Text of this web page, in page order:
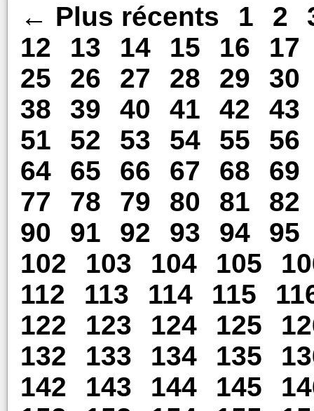
← Plus récents 1 2
12
13 14 15 16
17
25
26 27 28 29
30
38
39 40 41 42
43
51
52 53 54 55
56
64
65 66 67 68
69
77
78 79 80 81
82
90
91 92 93 94
95
102
103 104 105
112
113 114 115
122
123 124 125
132
133 134 135
142
143 144 145